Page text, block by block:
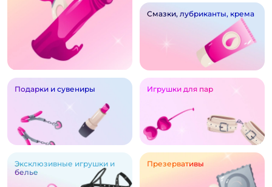
Смазки, лубриканты, крема
Подарки и сувениры Игрушки для пар
Эксклюзивные игрушки и
белье
Презервативы